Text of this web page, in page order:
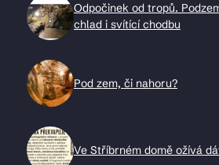
Odpočinek od tropů.
chlad i svítící chodbu
Pod zem, či nahoru?
Ve Stříbrném domě ožívá